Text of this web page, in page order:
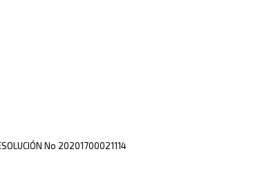
No 20201700021114